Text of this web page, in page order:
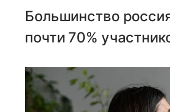
Большинство
почти 70%